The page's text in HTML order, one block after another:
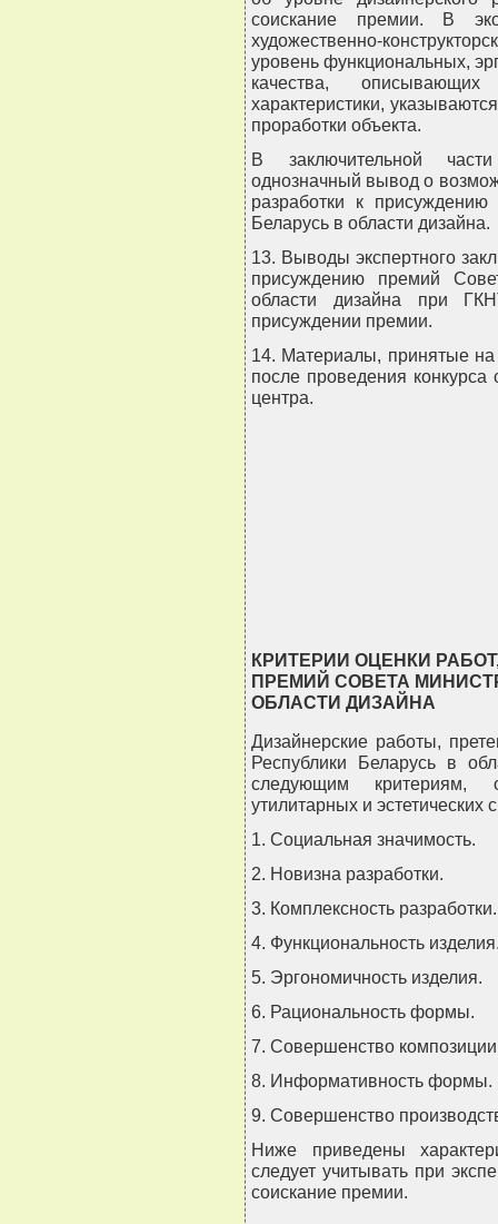
соискание премии. В
художественно-
уровень функциональных,
качества,
характеристики,
проработки объекта.
В заключительной
однозначный вывод о
разработки к
Беларусь в области дизайна.
13. Выводы экспертного
присуждению премий
области дизайна при
присуждении премии.
14. Материалы, принятые на
после проведения
центра.
КРИТЕРИИ ОЦЕНКИ
ПРЕМИЙ СОВЕТА
ОБЛАСТИ ДИЗАЙНА
Дизайнерские работы,
Республики Беларусь в
следующим критериям,
утилитарных и эстетических
1. Социальная значимость.
2. Новизна разработки.
3. Комплексность разработки.
4. Функциональность
5. Эргономичность изделия.
6. Рациональность формы.
7. Совершенство
8. Информативность формы.
9. Совершенство
Ниже приведены
следует учитывать при
соискание премии.